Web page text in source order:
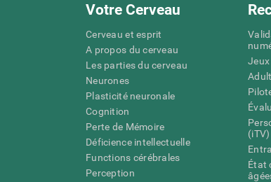
Votre Cerveau
Cerveau et esprit
A propos du cerveau
Les parties du cerveau
Neurones
Plasticité neuronale
Cognition
Perte de Mémoire
Déficience intellectuelle
Functions cérébrales
Perception
(iTV)
État